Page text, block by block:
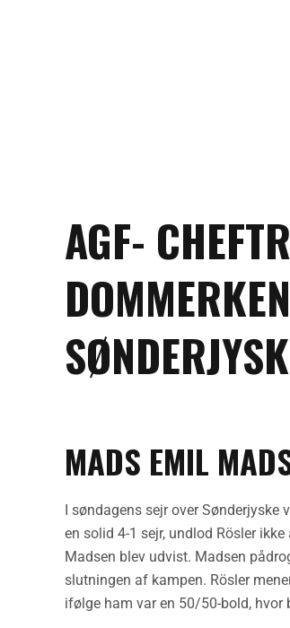
AGF-
MADS EMIL
I søndagens sejr over
en solid 4-1 sejr, undlod Rösler
Madsen blev udvist. Madsen
slutningen af kampen. Rösler
ifølge ham var en 50/50-bold, hvor